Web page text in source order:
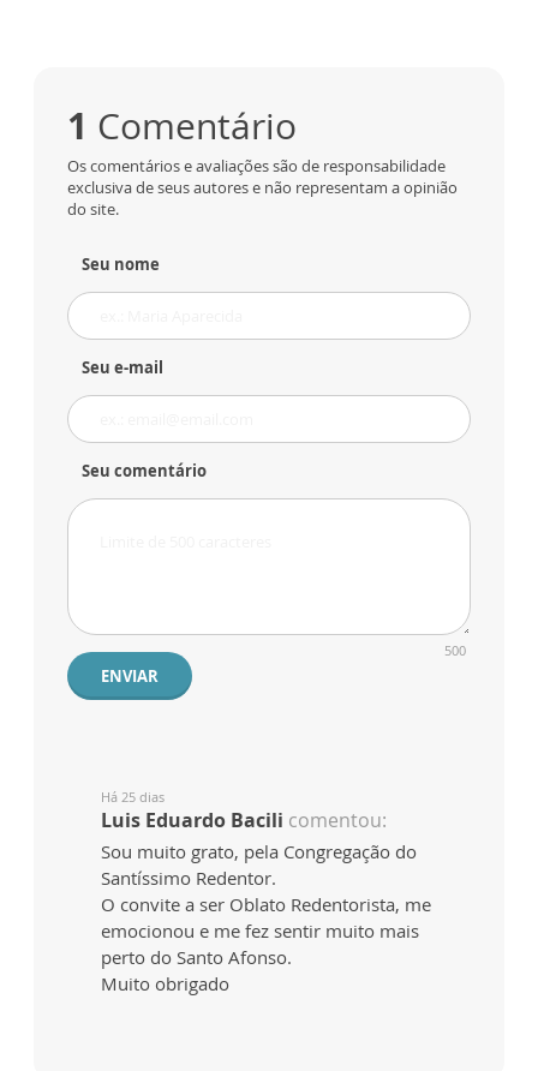
1 Comentário
Os comentários e avaliações são de responsabilidade
exclusiva de seus autores e não representam a opinião
do site.
Seu nome
Seu e-mail
Seu comentário
500
ENVIAR
Há 25 dias
Luis Eduardo Bacili comentou:
Sou muito grato, pela Congregação do
Santíssimo Redentor.
O convite a ser Oblato Redentorista, me
emocionou e me fez sentir muito mais
perto do Santo Afonso.
Muito obrigado